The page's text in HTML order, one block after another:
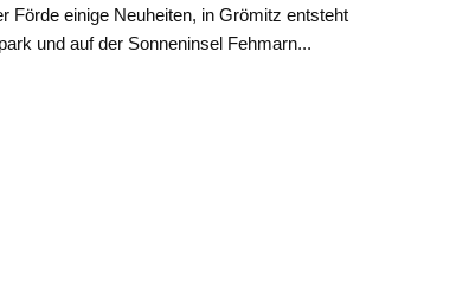
Förde einige Neuheiten, in Grömitz entsteht
und auf der Sonneninsel Fehmarn...